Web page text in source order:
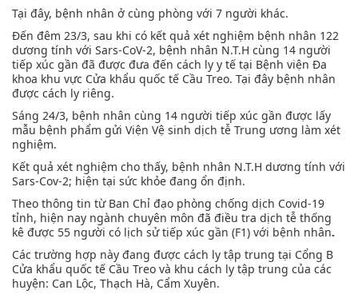
Tại đây, bệnh nhân ở cùng phòng với 7 người khác.
Đến đêm 23/3, sau khi có kết quả xét nghiệm bệnh nhân 122
dương tính với Sars-CoV-2, bệnh nhân N.T.H cùng 14 người
tiếp xúc gần đã được đưa đến cách ly y tế tại Bệnh viện Đa
khoa khu vực Cửa khẩu quốc tế Cầu Treo. Tại đây bệnh nhân
được cách ly riêng.
Sáng 24/3, bệnh nhân cùng 14 người tiếp xúc gần được lấy
mẫu bệnh phẩm gửi Viện Vệ sinh dịch tễ Trung ương làm xét
nghiệm.
Kết quả xét nghiệm cho thấy, bệnh nhân N.T.H dương tính với
Sars-Cov-2; hiện tại sức khỏe đang ổn định.
Theo thông tin từ Ban Chỉ đạo phòng chống dịch Covid-19
tỉnh, hiện nay ngành chuyên môn đã điều tra dịch tễ thống
kê được 55 người có lịch sử tiếp xúc gần (F1) với bệnh nhân.
Các trường hợp này đang được cách ly tập trung tại Cổng B
Cửa khẩu quốc tế Cầu Treo và khu cách ly tập trung của các
huyện: Can Lộc, Thạch Hà, Cẩm Xuyên.